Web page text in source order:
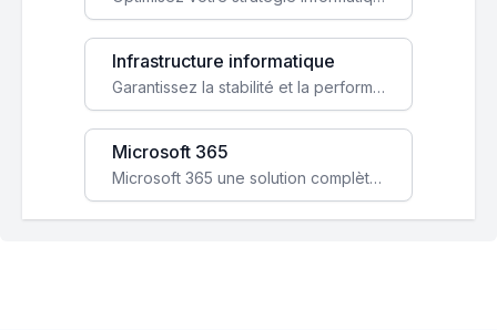
Infrastructure informatique
Garantissez la stabilité et la performance de votre entreprise avec une infrastructure IT sécurisée et évolutive.
Microsoft 365
Microsoft 365 une solution complète qui booste votre productivité, renforce la sécurité de vos données et facilite la collaboration.